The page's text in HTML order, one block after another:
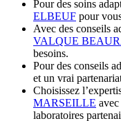
Pour des soins
ELBEUF pour
Avec des conseils
VALQUE
besoins.
Pour des conseils
et un vrai
Choisissez
MARSEILLE
laboratoires